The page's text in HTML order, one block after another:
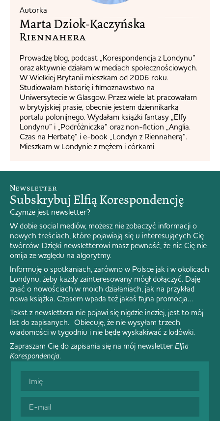
Autorka
Marta Dziok-Kaczyńska
Riennahera​
Prowadzę blog, podcast „Korespondencja z Londynu”
oraz aktywnie działam w mediach społecznościowych.
W Wielkiej Brytanii mieszkam od 2006 roku.
Studiowałam historię i filmoznawstwo na
Uniwersytecie w Glasgow. Przez wiele lat pracowałam
w brytyjskiej prasie, obecnie jestem dziennikarką
portalu polonijnego. Wydałam książki fantasy „Elfy
Londynu” i „Podróżniczka” oraz non-fiction „Anglia.
Czas na Herbatę” i e-book „Londyn z Riennaherą”.
Mieszkam w Londynie z mężem i córkami.
Newsletter
Subskrybuj Elfią Korespondencję
Czymże jest newsletter?
W dobie social mediów, możesz nie zobaczyć informacji o
nowych treściach, które pojawiają się u interesujących Cię
twórców. Dzięki newsletterowi masz pewność, że nic Cię nie
omija ze względu na algorytmy.
Informuję o spotkaniach, zarówno w Polsce jak i w okolicach
Londynu, żeby każdy zainteresowany mógł dołączyć. Daję
znać o nowościach w moich działaniach, jak na przykład
nowa książka. Czasem wpada też jakaś fajna promocja…
Tekst z newslettera nie pojawi się nigdzie indziej, jest to mój
list do zapisanych. Obiecuję, że nie wysyłam trzech
wiadomości w tygodniu i nie będę wyskakiwać z lodówki.
Zapraszam Cię do zapisania się na mój newsletter Elfia
Korespondencja.